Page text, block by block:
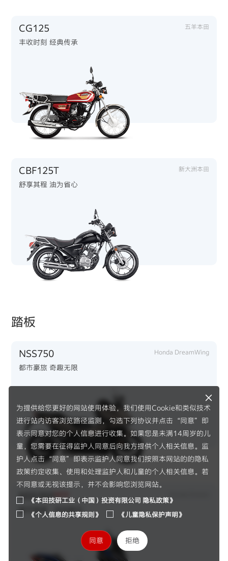
CG125 五羊本田
丰收时刻 经典传承
CBF125T 新大洲本田
舒享其程 油为省心
踏板
NSS750 Honda DreamWing
都市豪旅 奇趣无限
NSS350
都市焕骑，自在新生
为提供给您更好的网站使用体验，我们使用Cookie和类似技术
进行站内访客浏览路径监测，勾选下列协议并点击“同意”即
表示同意对您的个人信息进行收集。如果您是未满14周岁的儿
童，您需要在征得监护人同意后向我方提供个人相关信息。监
护人点击“同意”即表示监护人同意我们按照本网站的的隐私
政策约定收集、使用和处理监护人和儿童的个人相关信息。若
不同意或无视该提示，并不会影响您浏览网站。
《本田技研工业（中国）投资有限公司 隐私政策》
《个人信息的共享规则》
《儿童隐私保护声明》
同意 拒绝
F1®赛事
2026赛季、新规则、新伙伴、全新H标识